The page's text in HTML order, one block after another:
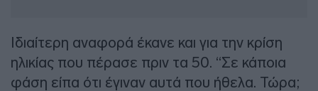
Ιδιαίτερη αναφορά έκανε και για την κρίση
ηλικίας που πέρασε πριν τα 50. “Σε κάποια
φάση είπα ότι έγιναν αυτά που ήθελα. Τώρα;